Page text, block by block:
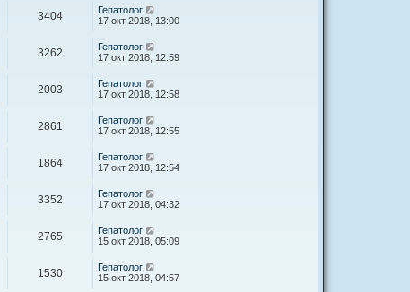
3404
Гепатолог
17 окт 2018, 13:00
3262
Гепатолог
17 окт 2018, 12:59
2003
Гепатолог
17 окт 2018, 12:58
2861
Гепатолог
17 окт 2018, 12:55
1864
Гепатолог
17 окт 2018, 12:54
3352
Гепатолог
17 окт 2018, 04:32
2765
Гепатолог
15 окт 2018, 05:09
1530
Гепатолог
15 окт 2018, 04:57